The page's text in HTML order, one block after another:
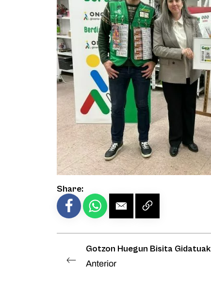
Share:
Gotzon Huegun Bisita Gidatuak
Anterior